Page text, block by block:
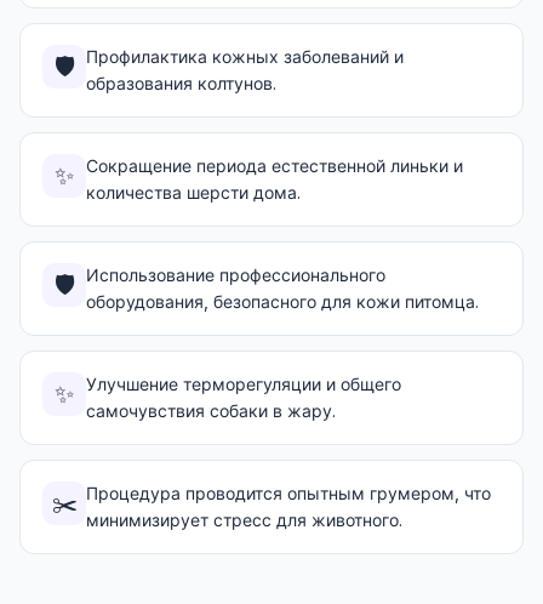
🛡️
Профилактика кожных заболеваний и
образования колтунов.
✨ Сокращение периода естественной линьки и
количества шерсти дома.
🛡️
Использование профессионального
оборудования, безопасного для кожи питомца.
✨ Улучшение терморегуляции и общего
самочувствия собаки в жару.
✂️ Процедура проводится опытным грумером, что
минимизирует стресс для животного.